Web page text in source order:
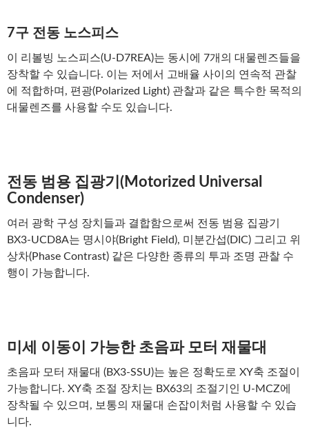
7구 전동 노스피스
이 리볼빙 노스피스(U-D7REA)는 동시에 7개의 대물렌즈들을
장착할 수 있습니다. 이는 저에서 고배율 사이의 연속적 관찰
에 적합하며, 편광(Polarized Light) 관찰과 같은 특수한 목적의
대물렌즈를 사용할 수도 있습니다.
전동 범용 집광기(Motorized Universal
Condenser)
여러 광학 구성 장치들과 결합함으로써 전동 범용 집광기
BX3-UCD8A는 명시야(Bright Field), 미분간섭(DIC) 그리고 위
상차(Phase Contrast) 같은 다양한 종류의 투과 조명 관찰 수
행이 가능합니다.
미세 이동이 가능한 초음파 모터 재물대
초음파 모터 재물대 (BX3-SSU)는 높은 정확도로 XY축 조절이
가능합니다. XY축 조절 장치는 BX63의 조절기인 U-MCZ에
장착될 수 있으며, 보통의 재물대 손잡이처럼 사용할 수 있습
니다.